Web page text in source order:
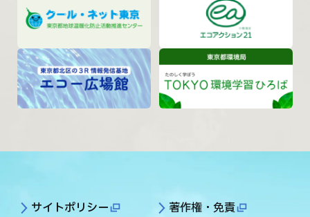
サイトポリシー 著作権・免責